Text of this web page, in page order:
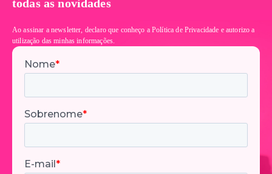
todas as novidades
Ao assinar a newsletter, declaro que conheço a Política de Privacidade e autorizo a
utilização das minhas informações.